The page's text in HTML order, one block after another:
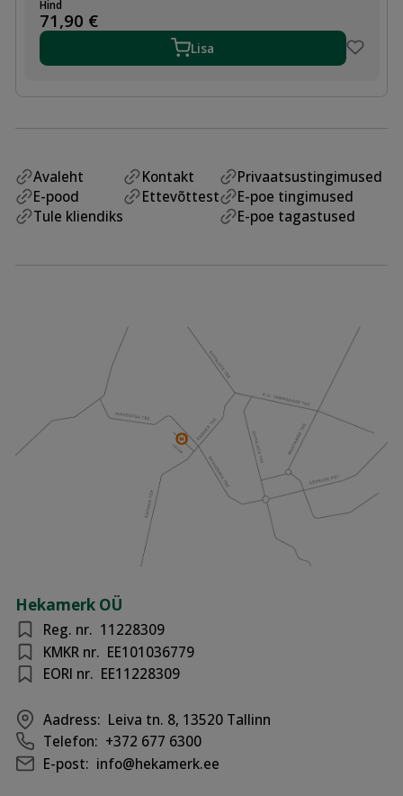
D200/63,
SDR11
Hind
71,90 €
Lisa
Avaleht
E-pood
Tule kliendiks
Kontakt
Ettevõttest
Privaatsustingimused
E-poe tingimused
E-poe tagastused
Hekamerk OÜ
Reg. nr. 11228309
KMKR nr. EE101036779
EORI nr. EE11228309
Aadress: Leiva tn. 8, 13520 Tallinn
Telefon: +372 677 6300
E-post: info@hekamerk.ee